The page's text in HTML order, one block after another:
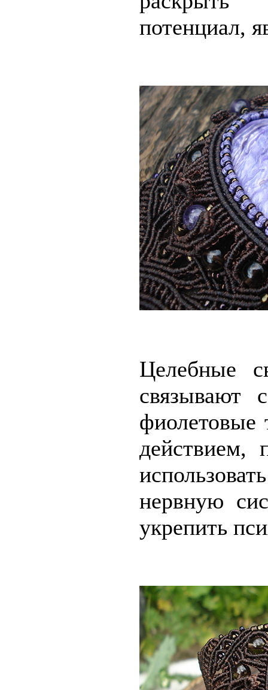
потенциал,
Целебные
связывают
фиолетовые
действием,
нервную
укрепить